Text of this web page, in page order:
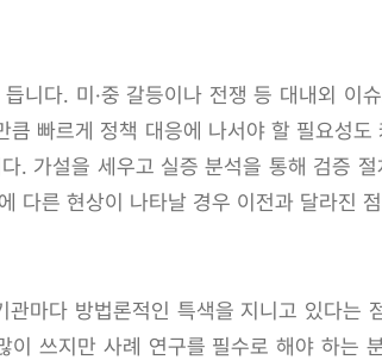
니다. 미·중 갈등이나 전쟁 등 대내외 이
빠르게 정책 대응에 나서야 할 필요성
. 가설을 세우고 실증 분석을 통해 검증
다른 현상이 나타날 경우 이전과 달라진
마다 방법론적인 특색을 지니고 있다는
쓰지만 사례 연구를 필수로 해야 하는